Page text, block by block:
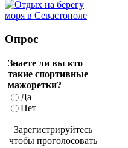
Опрос
Знаете ли вы кто
такие спортивные
мажоретки?
Да
Нет
Зарегистрируйтесь
чтобы проголосовать